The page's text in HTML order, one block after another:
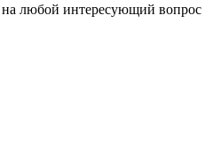
любой интересующий вопрос